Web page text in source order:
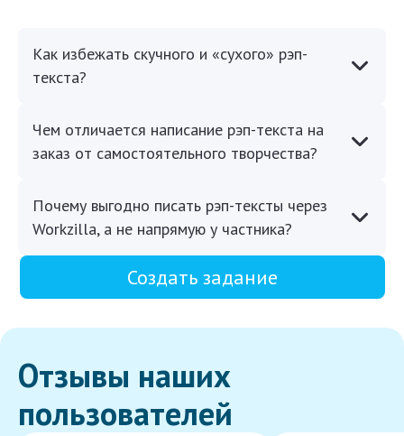
Как избежать скучного и «сухого» рэп-
текста?
Чем отличается написание рэп-текста на
заказ от самостоятельного творчества?
Почему выгодно писать рэп-тексты через
Workzilla, а не напрямую у частника?
Создать задание
Отзывы наших
пользователей